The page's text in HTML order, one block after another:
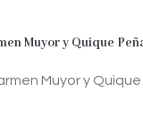
Muyor y Quique
Muyor y